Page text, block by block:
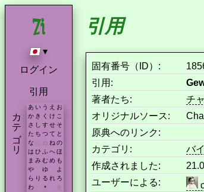
▾
ログイン
引用
カテゴリ あ い う え お
か き く け こ
さ し す せ そ
た ち つ て と
な に ぬ ね の
は ひ ふ へ ほ
ま み む め も
や
ゆ
よ
ら り る れ ろ
わ
* を
引用
固有番号（ID）:
引用:
著者たち:
チ
オリジナルソース:
原典へのリンク:
カテゴリ:
バ
作成されました:
ユーザーによる: